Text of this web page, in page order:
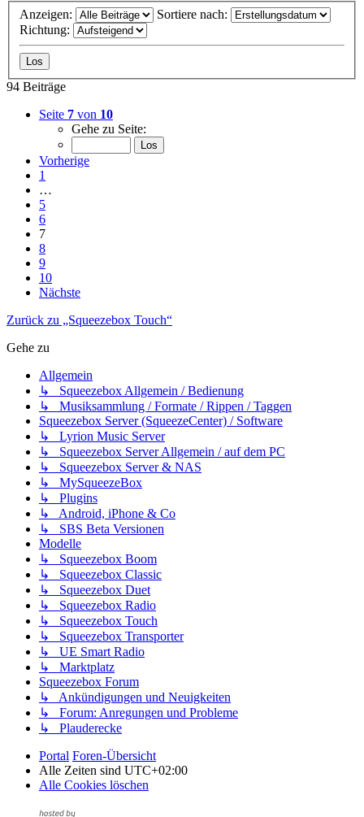
Anzeigen:
Sortiere nach:
Richtung:
94 Beiträge
Seite 7 von 10
Gehe zu Seite:
Vorherige
1
…
5
6
7
8
9
10
Nächste
Zurück zu „Squeezebox Touch“
Gehe zu
Allgemein
↳ Squeezebox Allgemein / Bedienung
↳ Musiksammlung / Formate / Rippen / Taggen
Squeezebox Server (SqueezeCenter) / Software
↳ Lyrion Music Server
↳ Squeezebox Server Allgemein / auf dem PC
↳ Squeezebox Server & NAS
↳ MySqueezeBox
↳ Plugins
↳ Android, iPhone & Co
↳ SBS Beta Versionen
Modelle
↳ Squeezebox Boom
↳ Squeezebox Classic
↳ Squeezebox Duet
↳ Squeezebox Radio
↳ Squeezebox Touch
↳ Squeezebox Transporter
↳ UE Smart Radio
↳ Marktplatz
Squeezebox Forum
↳ Ankündigungen und Neuigkeiten
↳ Forum: Anregungen und Probleme
↳ Plauderecke
Portal Foren-Übersicht
Alle Zeiten sind UTC+02:00
Alle Cookies löschen